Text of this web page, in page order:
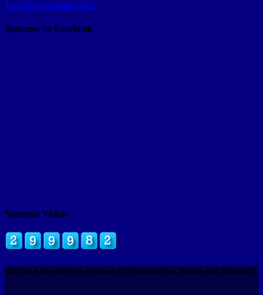
Tweets by acaeslanoticia
Siguenos en Facebook
Nuestras Visitas
¡Invita a tus amigos a ganar criptomonedas juntos con Binance!